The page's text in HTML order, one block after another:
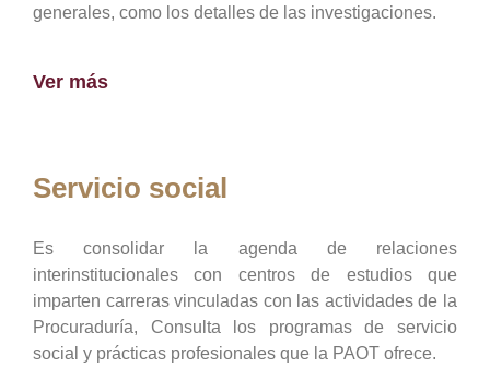
generales, como los detalles de las investigaciones.
Ver más
Servicio social
Es consolidar la agenda de relaciones
interinstitucionales con centros de estudios que
imparten carreras vinculadas con las actividades de la
Procuraduría, Consulta los programas de servicio
social y prácticas profesionales que la PAOT ofrece.